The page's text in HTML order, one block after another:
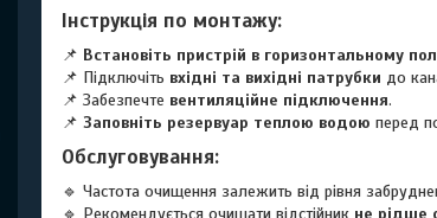
Інструкція по монтажу:
📌 Встановіть пристрій в горизонтальному
📌 Підключіть вхідні та вихідні патрубки до
📌 Забезпечте вентиляційне підключення.
📌 Заповніть резервуар теплою водою перед
Обслуговування:
🔹 Частота очищення залежить від рівня
🔹 Рекомендується очищати відстійник не рідше